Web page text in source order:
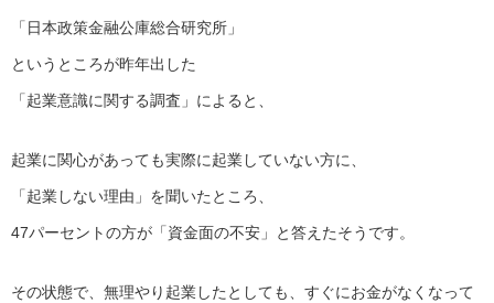
「日本政策金融公庫総合研究所」
というところが昨年出した
「起業意識に関する調査」によると、
起業に関心があっても実際に起業していない方に、
「起業しない理由」を聞いたところ、
47パーセントの方が「資金面の不安」と答えたそうです。
その状態で、無理やり起業したとしても、すぐにお金がなくなって